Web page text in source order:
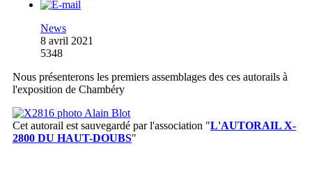
News
8 avril 2021
5348
Nous présenterons les premiers assemblages des ces autorails à
l'exposition de Chambéry
Cet autorail est sauvegardé par l'association "L'AUTORAIL X-
2800 DU HAUT-DOUBS"